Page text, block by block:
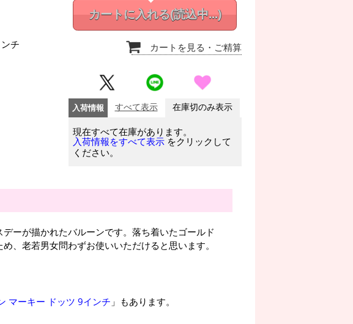
チ
カートに入れる(読込中...)
カートを見る ・ご精算
入荷情報 すべて表示 在庫切のみ表示
現在すべて在庫があります。
入荷情報をすべて表示 をクリックして
ください。
ーが描かれたバルーンです。落ち着いたゴールド
、老若男女問わずお使いいただけると思います。
マーキー ドッツ 9インチ 」もあります。